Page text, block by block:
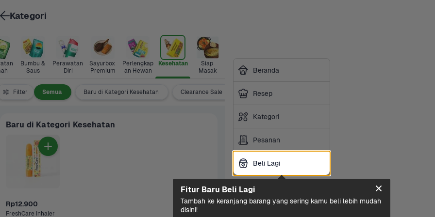
Bumbu &
Saus
Perawatan
Diri
Sayurbox
Premium
Perlengkap
an Hewan
Kesehatan
Siap
Masak
Filter Semua Baru di Kategori Kesehatan Clearance Sale Vitamin
Baru di Kategori Kesehatan
Rp12.900
FreshCare Inhaler
Beranda
Resep
Kategori
Pesanan
Beli Lagi
Kategori
Beli Lagi
Fitur Baru Beli Lagi
Tambah ke keranjang barang yang sering kamu beli lebih mudah
disini!